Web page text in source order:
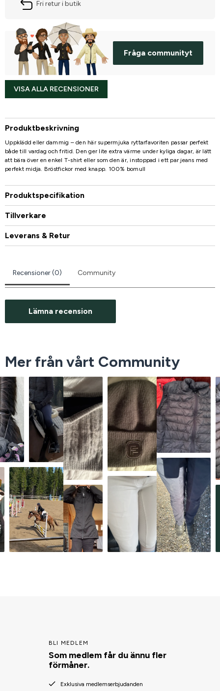
Fri retur i butik
Fråga communityt
VISA ALLA RECENSIONER
Produktbeskrivning
Uppklädd eller dammig – den här supermjuka ryttarfavoriten passar perfekt
både till vardag och fritid. Den ger lite extra värme under kyliga dagar, är lätt
att bära över en enkel T-shirt eller som den är, instoppad i ett par jeans med
perfekt midja. Bröstfickor med knapp. 100% bomull
Produktspecifikation
Tillverkare
Leverans & Retur
Recensioner (0) Community
Lämna recension
Mer från vårt Community
BLI MEDLEM
Som medlem får du ännu fler
förmåner.
Exklusiva medlemserbjudanden